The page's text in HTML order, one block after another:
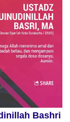
Bashri